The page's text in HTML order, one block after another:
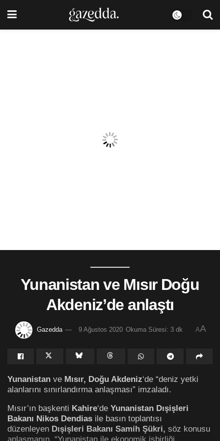
Yunanistan ve Mısır Doğu
Akdeniz’de anlaştı
Gazedda 9 Ağustos 2020 Okuma Süresi: 3 dk AA
Yunanistan ve Mısır, Doğu Akdeniz‘de “deniz yetki
alanlarını sınırlandırma anlaşması” imzaladı.
Mısır’ın başkenti Kahire‘de Yunanistan Dışişleri
Bakanı Nikos Dendias ile basın toplantısı
düzenleyen Dışişleri Bakanı Samih Şükri, söz konusu